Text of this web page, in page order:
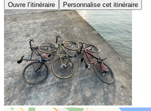
Ouvre l’itinéraire Personnalise cet itinéraire